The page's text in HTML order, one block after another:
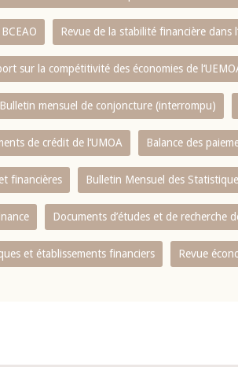
Revue de la stabilité financière dans
sur la compétitivité des économies de
Bulletin mensuel de conjoncture (interrompu)
de crédit de l‘UMOA Balance des
financières Bulletin Mensuel des
Documents d’études et de recherche
et établissements financiers Revue